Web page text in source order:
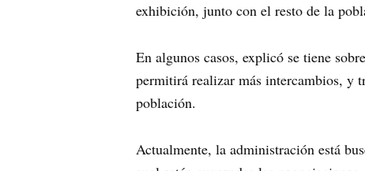
exhibición, junto con el resto de la
En algunos casos, explicó se tiene
permitirá realizar más intercambios, y
población.
Actualmente, la administración está